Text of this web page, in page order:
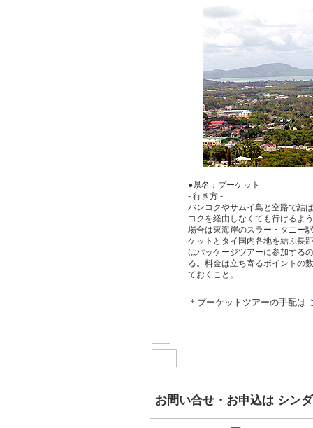
●県名：プーケット
- 行き方 -
バンコクやサムイ島と空路で結
コクを経由しなくても行けるよ
場合は東海岸のスラー・タニー
ケットとタイ国内各地を結ぶ長
はパッケージツアーに参加する
る。料金は立ち寄るポイントの
ておくこと。
＊プーケットツアーの手配は
お問い合せ・お申込は シン